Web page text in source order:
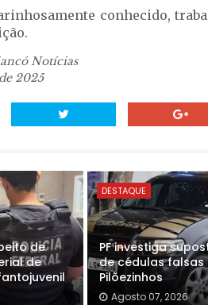
conhecido,
Notícias
2025
de
de
DESTAQUE
PF investiga
de cédulas falsas
Pilõezinhos
Agosto 07, 2026